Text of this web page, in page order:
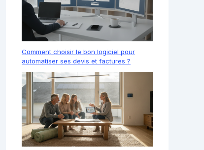
Comment choisir le bon logiciel pour
automatiser ses devis et factures ?